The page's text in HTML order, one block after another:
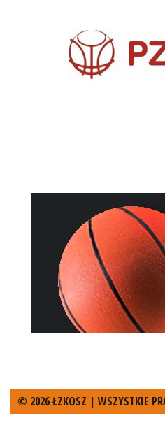
© 2026 ŁZKOSZ | WSZYSTKIE